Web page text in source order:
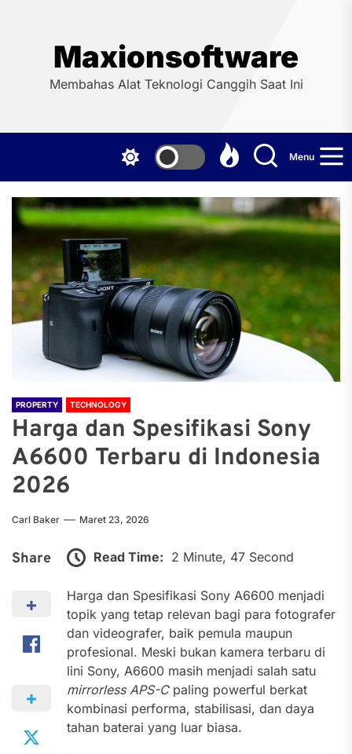
Maxionsoftware
Membahas Alat Teknologi Canggih Saat Ini
Menu
PROPERTY TECHNOLOGY
Harga dan Spesifikasi Sony
A6600 Terbaru di Indonesia
2026
Carl Baker Maret 23, 2026
Share Read Time: 2 Minute, 47 Second
Harga dan Spesifikasi Sony A6600 menjadi
topik yang tetap relevan bagi para fotografer
dan videografer, baik pemula maupun
profesional. Meski bukan kamera terbaru di
lini Sony, A6600 masih menjadi salah satu
mirrorless APS-Cpaling powerful berkat
kombinasi performa, stabilisasi, dan daya
tahan baterai yang luar biasa.